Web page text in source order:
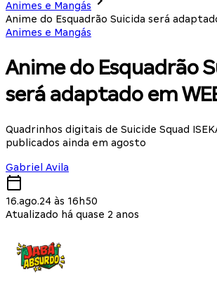
Animes e Mangás
Anime do Esquadrão Suicida será
Animes e Mangás
Anime do Esquadrão
será adaptado em
Quadrinhos digitais de Suicide Squad
publicados ainda em agosto
Gabriel Avila
16.ago.24 às 16h50
Atualizado há quase 2 anos